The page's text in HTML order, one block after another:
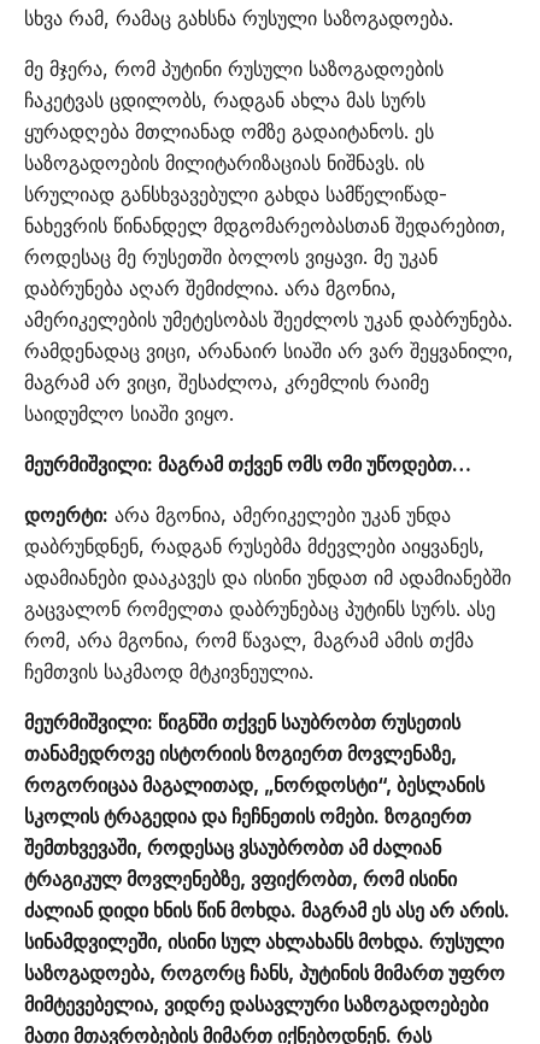
სხვა რამ, რამაც გახსნა რუსული საზოგადოება.
მე მჯერა, რომ პუტინი რუსული საზოგადოების
ჩაკეტვას ცდილობს, რადგან ახლა მას სურს
ყურადღება მთლიანად ომზე გადაიტანოს. ეს
საზოგადოების მილიტარიზაციას ნიშნავს. ის
სრულიად განსხვავებული გახდა სამწელიწად-
ნახევრის წინანდელ მდგომარეობასთან შედარებით,
როდესაც მე რუსეთში ბოლოს ვიყავი. მე უკან
დაბრუნება აღარ შემიძლია. არა მგონია,
ამერიკელების უმეტესობას შეეძლოს უკან დაბრუნება.
რამდენადაც ვიცი, არანაირ სიაში არ ვარ შეყვანილი,
მაგრამ არ ვიცი, შესაძლოა, კრემლის რაიმე
საიდუმლო სიაში ვიყო.
მეურმიშვილი: მაგრამ თქვენ ომს ომი უწოდებთ…
დოერტი: არა მგონია, ამერიკელები უკან უნდა
დაბრუნდნენ, რადგან რუსებმა მძევლები აიყვანეს,
ადამიანები დააკავეს და ისინი უნდათ იმ ადამიანებში
გაცვალონ რომელთა დაბრუნებაც პუტინს სურს. ასე
რომ, არა მგონია, რომ წავალ, მაგრამ ამის თქმა
ჩემთვის საკმაოდ მტკივნეულია.
მეურმიშვილი: წიგნში თქვენ საუბრობთ რუსეთის
თანამედროვე ისტორიის ზოგიერთ მოვლენაზე,
როგორიცაა მაგალითად, „ნორდოსტი“, ბესლანის
სკოლის ტრაგედია და ჩეჩნეთის ომები. ზოგიერთ
შემთხვევაში, როდესაც ვსაუბრობთ ამ ძალიან
ტრაგიკულ მოვლენებზე, ვფიქრობთ, რომ ისინი
ძალიან დიდი ხნის წინ მოხდა. მაგრამ ეს ასე არ არის.
სინამდვილეში, ისინი სულ ახლახანს მოხდა. რუსული
საზოგადოება, როგორც ჩანს, პუტინის მიმართ უფრო
მიმტევებელია, ვიდრე დასავლური საზოგადოებები
მათი მთავრობების მიმართ იქნებოდნენ. რას